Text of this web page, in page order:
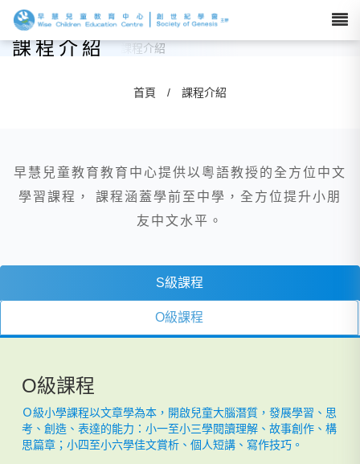
課程介紹
首頁 / 課程介紹
早慧兒童教育教育中心提供以粵語教授的全方位中文
學習課程， 課程涵蓋學前至中學，全方位提升小朋
友中文水平。
S級課程
O級課程
O級課程
Ｏ級小學課程以文章學為本，開啟兒童大腦潛質，發展學習、思
考、創造、表達的能力：小一至小三學閱讀理解、故事創作、構
思篇章；小四至小六學佳文賞析、個人短講、寫作技巧。